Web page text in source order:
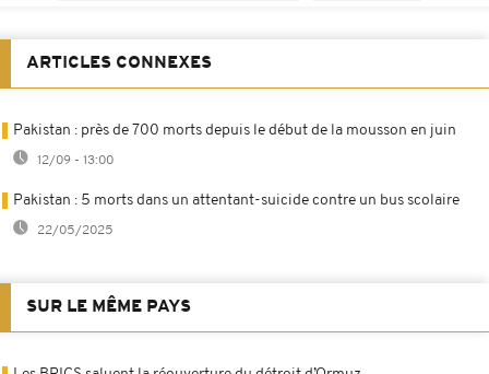
ARTICLES CONNEXES
Pakistan : près de 700 morts depuis le début de la mousson en juin
12/09 - 13:00
Pakistan : 5 morts dans un attentant-suicide contre un bus scolaire
22/05/2025
SUR LE MÊME PAYS